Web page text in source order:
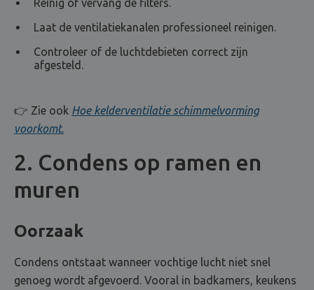
Reinig of vervang de filters.
Laat de ventilatiekanalen professioneel reinigen.
Controleer of de luchtdebieten correct zijn
afgesteld.
👉 Zie ook Hoe kelderventilatie schimmelvorming
voorkomt.
2. Condens op ramen en
muren
Oorzaak
Condens ontstaat wanneer vochtige lucht niet snel
genoeg wordt afgevoerd. Vooral in badkamers, keukens